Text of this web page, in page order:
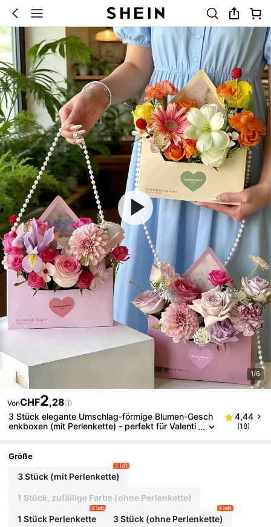
1/6
VonCHF2,28
3 Stück elegante Umschlag-förmige Blumen-Gesch
enkboxen (mit Perlenkette) - perfekt für Valenti
schön, wiederverwendbarer Behälter, leichte Erinner
ungsbox, romantisches Geschenkset, Hochzeits-A
ufbewahrungstasche und emotionales Shopping-Es
sential, Back-Geschenkbox
4,44
(18)
Größe
3 Stück (mit Perlenkette)
1 left
1 Stück, zufällige Farbe (ohne Perlenkette)
1 Stück Perlenkette
4 left
3 Stück (ohne Perlenkette)
4 left